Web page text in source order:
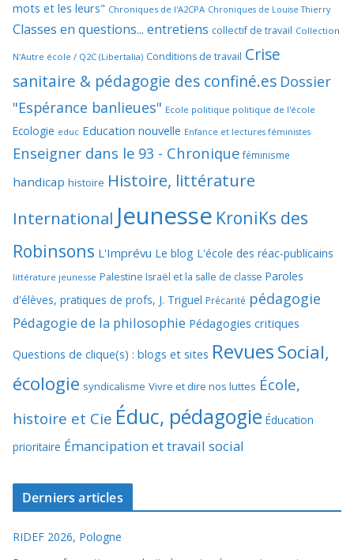
mots et les leurs" Chroniques de l'A2CPA Chroniques de Louise Thierry
Classes en questions... entretiens collectif de travail Collection
N'Autre école / Q2C (Libertalia) Conditions de travail Crise
sanitaire & pédagogie des confiné.es Dossier
"Espérance banlieues" Ecole politique politique de l'école
Ecologie educ Education nouvelle Enfance et lectures féministes
Enseigner dans le 93 - Chronique féminisme
handicap histoire Histoire, littérature
International Jeunesse KroniKs des
Robinsons L'Imprévu Le blog L'école des réac-publicains
littérature jeunesse Palestine Israël et la salle de classe Paroles
d'élèves, pratiques de profs, J. Triguel Précarité pédagogie
Pédagogie de la philosophie Pédagogies critiques
Questions de clique(s) : blogs et sites RevuesSocial,
écologie syndicalisme Vivre et dire nos luttes École,
histoire et Cie Éduc, pédagogie Éducation
prioritaire Émancipation et travail social
Derniers articles
RIDEF 2026, Pologne